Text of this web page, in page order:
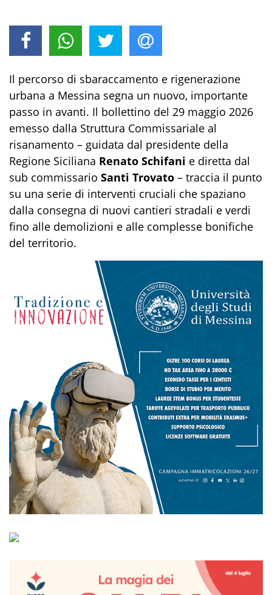
Il percorso di sbaraccamento e rigenerazione
urbana a Messina segna un nuovo, importante
passo in avanti. Il bollettino del 29 maggio 2026
emesso dalla Struttura Commissariale al
risanamento – guidata dal presidente della
Regione Siciliana Renato Schifani e diretta dal
sub commissario Santi Trovato – traccia il punto
su una serie di interventi cruciali che spaziano
dalla consegna di nuovi cantieri stradali e verdi
fino alle demolizioni e alle complesse bonifiche
del territorio.